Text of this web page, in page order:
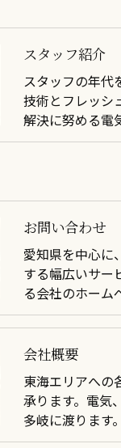
スタッフ紹介
スタッフの年代
技術とフレッシ
解決に努める電
お問い合わせ
愛知県を中心に
する幅広いサー
る会社のホー
会社概要
東海エリアへの
承ります。電気
多岐に渡ります